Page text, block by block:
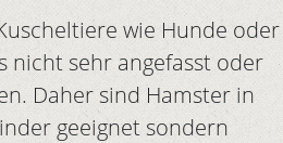
wie Hunde oder
nicht sehr angefasst oder
Daher sind Hamster in
geeignet sondern